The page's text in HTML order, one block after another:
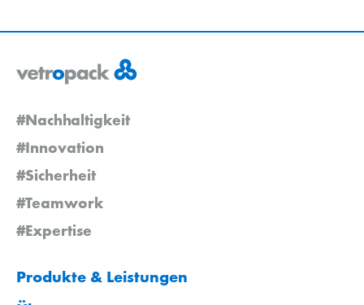
#Nachhaltigkeit
#Innovation
#Sicherheit
#Teamwork
#Expertise
Produkte & Leistungen